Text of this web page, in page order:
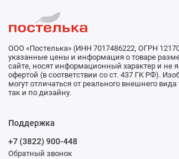
ООО «Постелька» (ИНН 7017486222, ОГРН
указанные цены и информация о товаре
сайте, носят информационный характер и не
офертой (в соответствии со ст. 437 ГК РФ).
могут отличаться от реального внешнего вида
так и по дизайну.
Поддержка
+7 (3822) 900-448
Обратный звонок